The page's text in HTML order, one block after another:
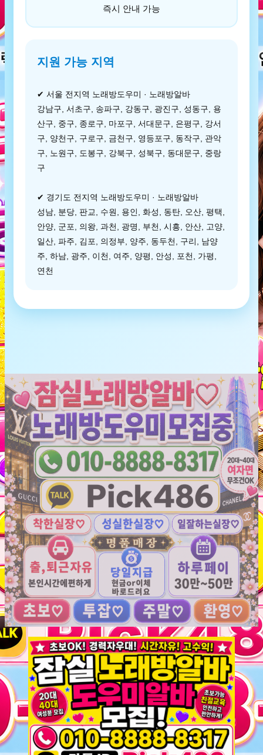
즉시 안내 가능
지원 가능 지역
✔ 서울 전지역 노래방도우미 · 노래방알바
강남구, 서초구, 송파구, 강동구, 광진구, 성동구, 용
산구, 중구, 종로구, 마포구, 서대문구, 은평구, 강서
구, 양천구, 구로구, 금천구, 영등포구, 동작구, 관악
구, 노원구, 도봉구, 강북구, 성북구, 동대문구, 중랑
구
✔ 경기도 전지역 노래방도우미 · 노래방알바
성남, 분당, 판교, 수원, 용인, 화성, 동탄, 오산, 평택,
안양, 군포, 의왕, 과천, 광명, 부천, 시흥, 안산, 고양,
일산, 파주, 김포, 의정부, 양주, 동두천, 구리, 남양
주, 하남, 광주, 이천, 여주, 양평, 안성, 포천, 가평,
연천